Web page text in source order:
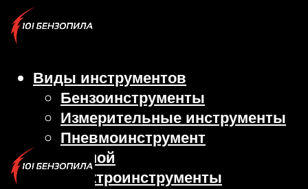
Виды инструментов
Бензоинструменты
Измерительные инструменты
Пневмоинструмент
Ручной
Электроинструменты